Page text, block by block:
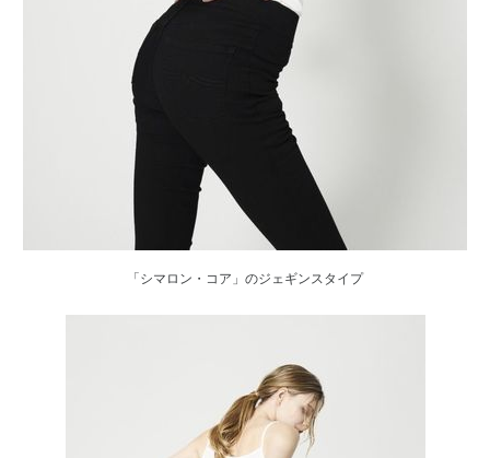
「シマロン・コア」のジェギンスタイプ